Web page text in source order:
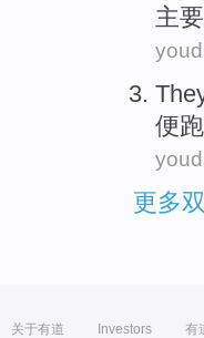
主要
便
更多
关于有道 Investors 有